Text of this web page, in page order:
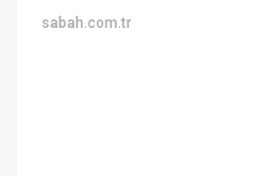
sabah.com.tr